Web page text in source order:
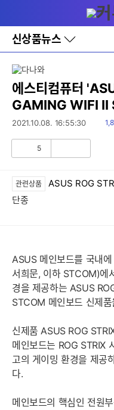
와
홈
신상품뉴스
바
로
레
이
어
토
에스티컴퓨터
GAMING WIFI II
2021.10.08. 16:55:30
읽
5
관련상품
단종
ASUS 메인보드를 국내
서희문, 이하 STCOM)에
경을 제공하는 ASUS
STCOM 메인보드 신제
신제품 ASUS ROG
메인보드는 ROG STRIX
고의 게이밍 환경을 제공
다.
메인보드의 핵심인 전원